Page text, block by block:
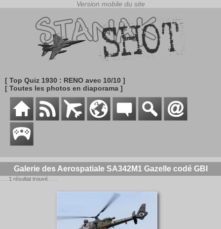
[ Top Quiz 1930 : RENO avec 10/10 ]
[ Toutes les photos en diaporama ]
Galerie des Aerospatiale SA342M1 Gazelle codé GBI
. . . 1 résultat trouvé . . .